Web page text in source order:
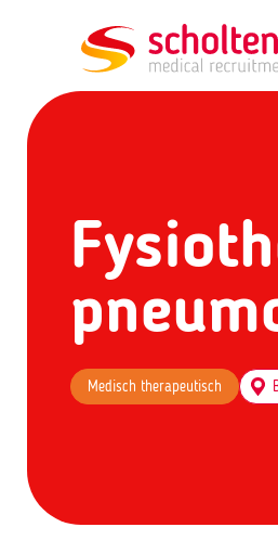
Medisch therapeutisch